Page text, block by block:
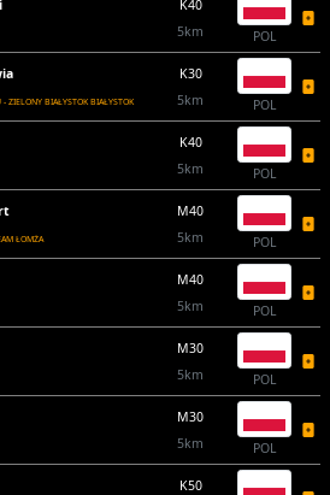
K40
5km
POL
ZIELONY BIAŁYSTOK BIAŁYSTOK
K30
5km
POL
K40
5km
POL
ŁOMŻA
M40
5km
POL
M40
5km
POL
M30
5km
POL
M30
5km
POL
K50